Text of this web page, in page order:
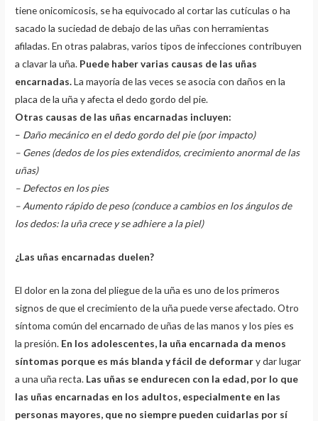
tiene onicomicosis, se ha equivocado al cortar las cutículas o ha
sacado la suciedad de debajo de las uñas con herramientas
afiladas. En otras palabras, varios tipos de infecciones contribuyen
a clavar la uña. Puede haber varias causas de las uñas
encarnadas.La mayoría de las veces se asocia con daños en la
placa de la uña y afecta el dedo gordo del pie.
Otras causas de las uñas encarnadas incluyen:
– Daño mecánico en el dedo gordo del pie (por impacto)
– Genes (dedos de los pies extendidos, crecimiento anormal de las
uñas)
– Defectos en los pies
– Aumento rápido de peso (conduce a cambios en los ángulos de
los dedos: la uña crece y se adhiere a la piel)
¿Las uñas encarnadas duelen?
El dolor en la zona del pliegue de la uña es uno de los primeros
signos de que el crecimiento de la uña puede verse afectado. Otro
síntoma común del encarnado de uñas de las manos y los pies es
la presión. En los adolescentes, la uña encarnada da menos
síntomas porque es más blanda y fácil de deformary dar lugar
a una uña recta. Las uñas se endurecen con la edad, por lo que
las uñas encarnadas en los adultos, especialmente en las
personas mayores, que no siempre pueden cuidarlas por sí